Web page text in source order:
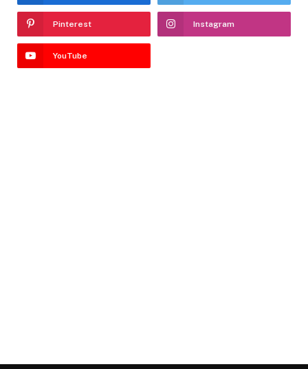
Pinterest Instagram
YouTube